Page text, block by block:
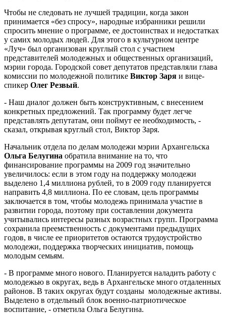
Чтобы не следовать не лучшей традиции, когда закон
принимается «без спросу», народные избранники решили
спросить мнение о программе, ее достоинствах и недостатках
у самих молодых людей. Для этого в культурном центре
«Луч» был организован круглый стол с участием
представителей молодежных и общественных организаций,
мэрии города. Городской совет депутатов представляли глава
комиссии по молодежной политике Виктор Заря и вице-
спикер Олег Резвый.
- Наш диалог должен быть конструктивным, с внесением
конкретных предложений. Так программу будет легче
представлять депутатам, они поймут ее необходимость, -
сказал, открывая круглый стол, Виктор Заря.
Начальник отдела по делам молодежи мэрии Архангельска
Ольга Белугина обратила внимание на то, что
финансирование программы на 2009 год значительно
увеличилось: если в этом году на поддержку молодежи
выделено 1,4 миллиона рублей, то в 2009 году планируется
направить 4,8 миллиона. По ее словам, цель программы
заключается в том, чтобы молодежь принимала участие в
развитии города, поэтому при составлении документа
учитывались интересы разных возрастных групп. Программа
сохранила преемственность с документами предыдущих
годов, в числе ее приоритетов остаются трудоустройство
молодежи, поддержка творческих инициатив, помощь
молодым семьям.
- В программе много нового. Планируется наладить работу с
молодежью в округах, ведь в Архангельске много отдаленных
районов. В таких округах будут созданы молодежные активы.
Выделено в отдельный блок военно-патриотическое
воспитание, - отметила Ольга Белугина.